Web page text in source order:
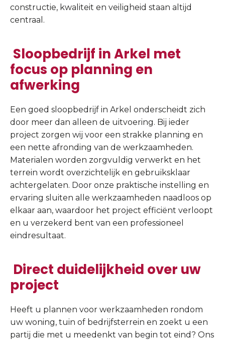
constructie, kwaliteit en veiligheid staan altijd
centraal.
Sloopbedrijf in Arkel met
focus op planning en
afwerking
Een goed sloopbedrijf in Arkel onderscheidt zich
door meer dan alleen de uitvoering. Bij ieder
project zorgen wij voor een strakke planning en
een nette afronding van de werkzaamheden.
Materialen worden zorgvuldig verwerkt en het
terrein wordt overzichtelijk en gebruiksklaar
achtergelaten. Door onze praktische instelling en
ervaring sluiten alle werkzaamheden naadloos op
elkaar aan, waardoor het project efficiënt verloopt
en u verzekerd bent van een professioneel
eindresultaat.
Direct duidelijkheid over uw
project
Heeft u plannen voor werkzaamheden rondom
uw woning, tuin of bedrijfsterrein en zoekt u een
partij die met u meedenkt van begin tot eind? Ons